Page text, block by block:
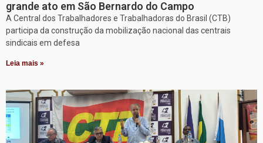
grande ato em São Bernardo do Campo
A Central dos Trabalhadores e Trabalhadoras do Brasil (CTB)
participa da construção da mobilização nacional das centrais
sindicais em defesa
Leia mais »